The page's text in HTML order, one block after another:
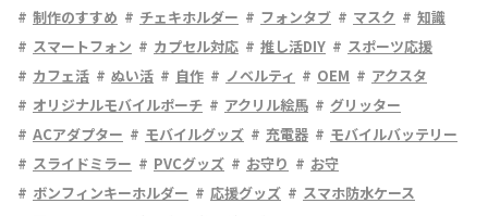
制作のすすめ
チェキホルダー フォンタブ マスク
知識
スマートフォン
カプセル対応 推し活DIY
スポーツ応援
カフェ活
ぬい活 自作 ノベルティ OEM
アクスタ
オリジナルモバイルポーチ
アクリル絵馬
グリッター
ACアダプター
モバイルグッズ 充電器
モバイルバッテリー
スライドミラー
PVCグッズ お守り
お守
ボンフィンキーホルダー
応援グッズ
スマホ防水ケース